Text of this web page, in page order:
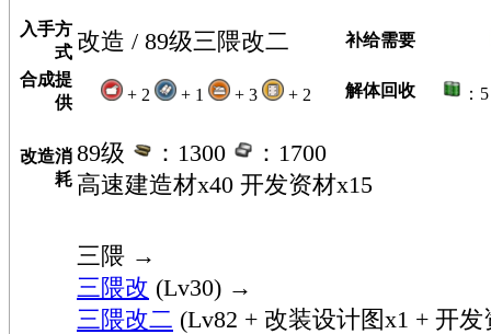
入手方
式 改造 / 89级三隈改二 补给需要
合成提
供
+ 2 + 1 + 3 + 2 解体回收 ：
改造消
耗
89级 ：1300
：1700
高速建造材x40 开发资材x15
三隈 →
三隈改 (Lv30) →
三隈改二 (Lv82 + 改装设计图x1 + 开